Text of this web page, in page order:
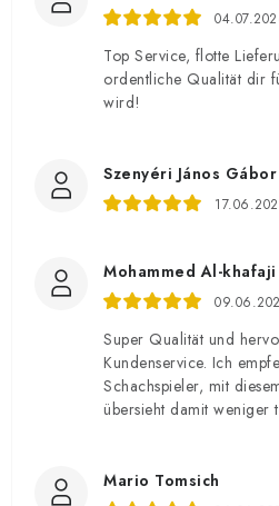
Top Service, flotte
ordentliche Qualität dir
wird!
Szenyéri János Gábor
Mohammed Al-khafaji
Super Qualität und
Kundenservice. Ich
Schachspieler, mit
übersieht damit weniger
Mario Tomsich